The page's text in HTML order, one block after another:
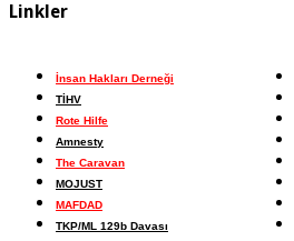
Linkler
İnsan Hakları Derneği
TİHV
Rote Hilfe
Amnesty
The Caravan
MOJUST
MAFDAD
TKP/ML 129b Davası